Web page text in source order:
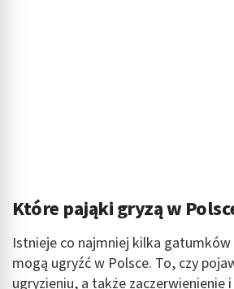
Które pająki gryzą w
Istnieje co najmniej kilka
mogą ugryźć w Polsce. To, czy
ugryzieniu, a także zaczerwienienie